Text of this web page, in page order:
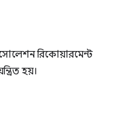
রিকোয়ারমেন্ট
হয়।